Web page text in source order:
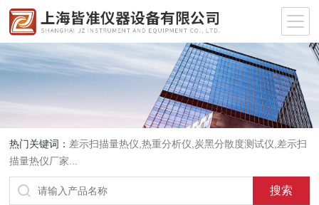
热门关键词： 差示扫描量热仪 ,热重分析仪 炭黑分散度测试仪 差示扫
描量热仪厂家